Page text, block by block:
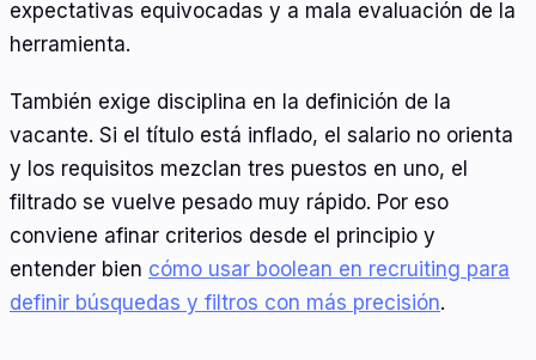
expectativas equivocadas y a mala evaluación de la
herramienta.
También exige disciplina en la definición de la
vacante. Si el título está inflado, el salario no orienta
y los requisitos mezclan tres puestos en uno, el
filtrado se vuelve pesado muy rápido. Por eso
conviene afinar criterios desde el principio y
entender bien cómo usar boolean en recruiting para
definir búsquedas y filtros con más precisión.